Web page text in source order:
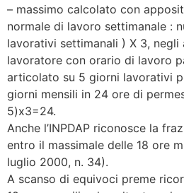
– massimo calcolato con
normale di lavoro settimanale :
lavorativi settimanali ) X 3, negli
lavoratore con orario di lavoro
articolato su 5 giorni lavorativi
giorni mensili in 24 ore di
5)x3=24.
Anche l’INPDAP riconosce la
entro il massimale delle 18 ore
luglio 2000, n. 34).
A scanso di equivoci preme